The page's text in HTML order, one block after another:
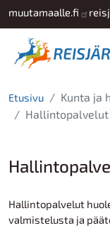
Hyppää pääsisältöön
muutamaalle.fi
Etusivu Kunta ja
Hallintopalvelut
Hallintopalvelut
valmistelusta ja